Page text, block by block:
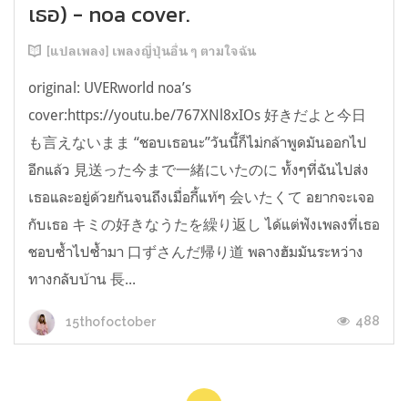
เธอ) - noa cover.
[แปลเพลง] เพลงญี่ปุ่นอื่น ๆ ตามใจฉัน
original: UVERworld noa’s
cover:https://youtu.be/767XNl8xIOs 好きだよと今日
も言えないまま “ชอบเธอนะ”วันนี้ก็ไม่กล้าพูดมันออกไป
อีกแล้ว 見送った今まで一緒にいたのに ทั้งๆที่ฉันไปส่ง
เธอและอยู่ด้วยกันจนถึงเมื่อกี้แท้ๆ 会いたくて อยากจะเจอ
กับเธอ キミの好きなうたを繰り返し ได้แต่ฟังเพลงที่เธอ
ชอบซ้ำไปซ้ำมา 口ずさんだ帰り道 พลางฮัมมันระหว่าง
ทางกลับบ้าน 長...
15thofoctober 488